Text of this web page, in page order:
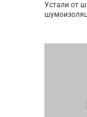
Устали от